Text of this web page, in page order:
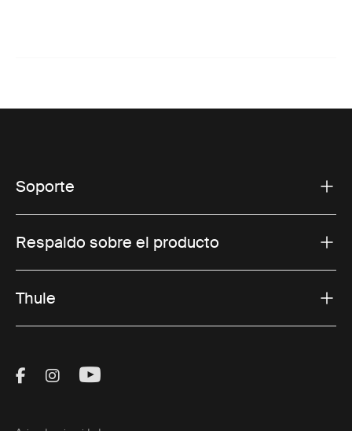
Soporte
Respaldo sobre el producto
Thule
Visit Thule on Facebook (external link)
Visit Thule on Instagram (external link)
Visit Thule on Youtube (external